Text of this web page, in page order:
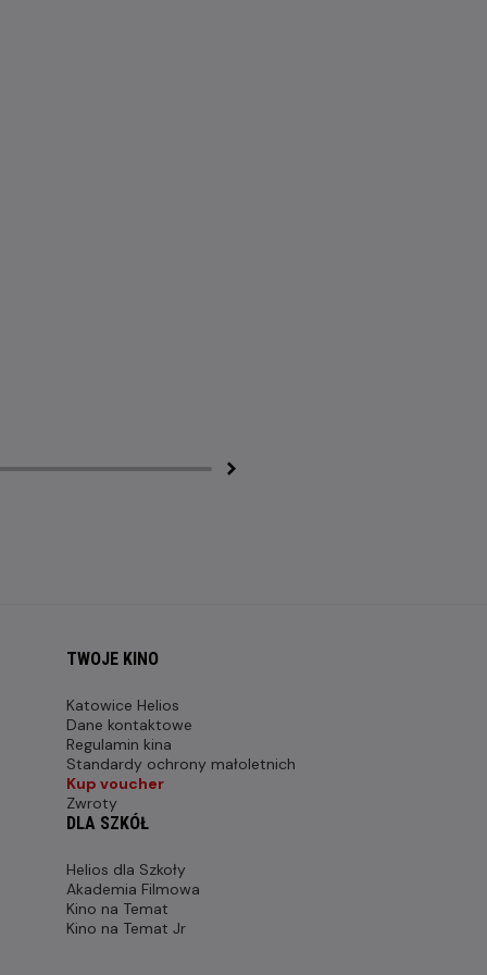
TWOJE KINO
Katowice Helios
Dane kontaktowe
Regulamin kina
Standardy ochrony małoletnich
Kup voucher
Zwroty
DLA SZKÓŁ
Helios dla Szkoły
Akademia Filmowa
Kino na Temat
Kino na Temat Jr